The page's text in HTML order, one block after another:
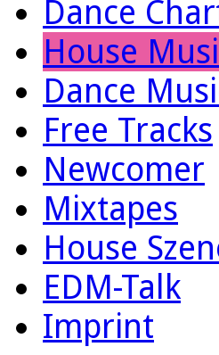
Dance
House
Dance
Free Tracks
Newcomer
Mixtapes
House
EDM-Talk
Imprint